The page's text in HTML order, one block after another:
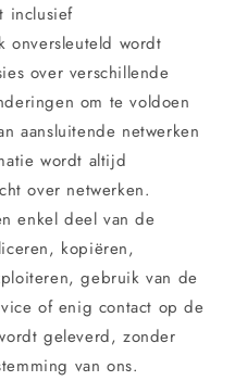
inclusief
onversleuteld wordt
over verschillende
om te voldoen
aansluitende netwerken
wordt altijd
over netwerken.
enkel deel van de
kopiëren,
gebruik van de
of enig contact op de
geleverd, zonder
van ons.